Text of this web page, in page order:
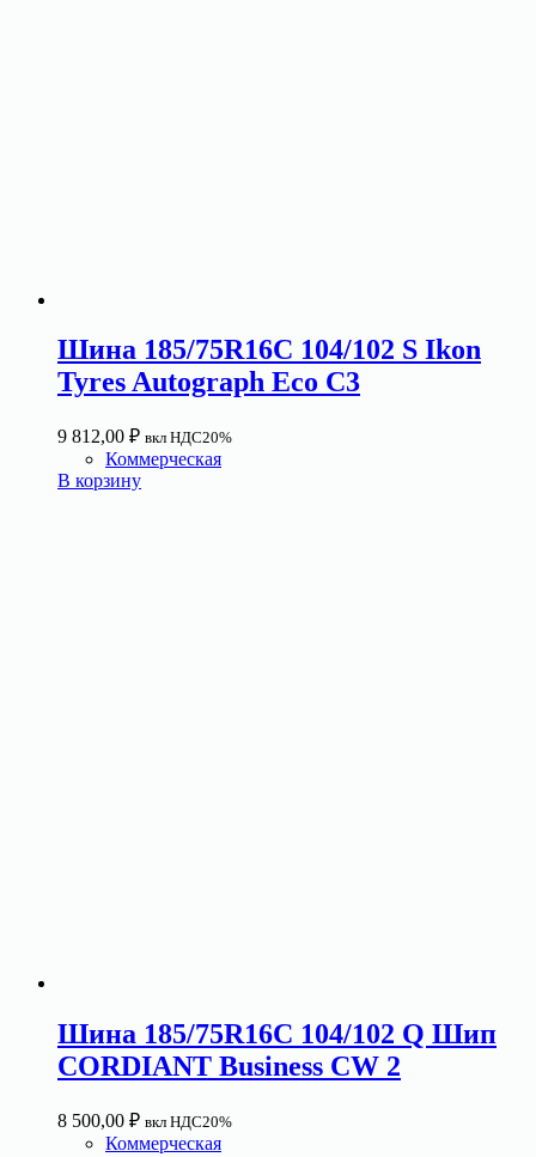
Шина 185/75R16C 104/102 S Ikon
Tyres Autograph Eco C3
9 812,00 ₽ вкл НДС20%
Коммерческая
В корзину
Шина 185/75R16C 104/102 Q Шип
CORDIANT Business CW 2
8 500,00 ₽ вкл НДС20%
Коммерческая